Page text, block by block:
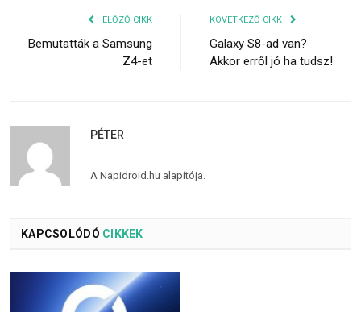
ELŐZŐ CIKK
Bemutatták a Samsung
Z4-et
KÖVETKEZŐ CIKK
Galaxy S8-ad van?
Akkor erről jó ha tudsz!
PÉTER
A Napidroid.hu alapítója.
KAPCSOLÓDÓ CIKKEK